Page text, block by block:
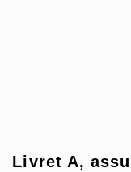
Livret A,